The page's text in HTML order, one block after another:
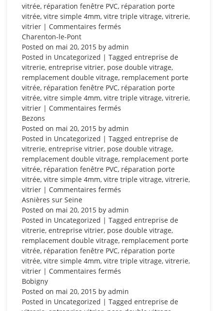
vitrée, réparation fenêtre PVC, réparation porte
vitrée, vitre simple 4mm, vitre triple vitrage, vitrerie,
vitrier | Commentaires fermés
Mandé
Charenton-le-Pont
Posted on mai 20, 2015 by admin
Posted in Uncategorized | Tagged entreprise de
vitrerie, entreprise vitrier, pose double vitrage,
remplacement double vitrage, remplacement porte
vitrée, réparation fenêtre PVC, réparation porte
vitrée, vitre simple 4mm, vitre triple vitrage, vitrerie,
vitrier | Commentaires fermés
le-
Pont
Bezons
Posted on mai 20, 2015 by admin
Posted in Uncategorized | Tagged entreprise de
vitrerie, entreprise vitrier, pose double vitrage,
remplacement double vitrage, remplacement porte
vitrée, réparation fenêtre PVC, réparation porte
vitrée, vitre simple 4mm, vitre triple vitrage, vitrerie,
vitrier | Commentaires fermés
Asnières sur Seine
Posted on mai 20, 2015 by admin
Posted in Uncategorized | Tagged entreprise de
vitrerie, entreprise vitrier, pose double vitrage,
remplacement double vitrage, remplacement porte
vitrée, réparation fenêtre PVC, réparation porte
vitrée, vitre simple 4mm, vitre triple vitrage, vitrerie,
vitrier | Commentaires fermés
sur
Seine
Bobigny
Posted on mai 20, 2015 by admin
Posted in Uncategorized | Tagged entreprise de